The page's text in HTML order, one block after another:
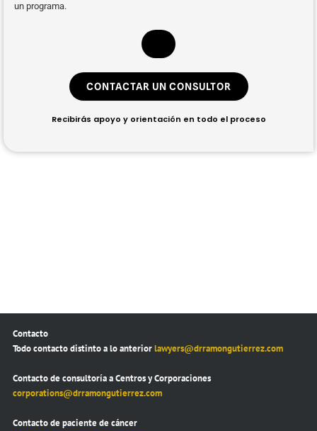
un programa.
CONTACTAR UN CONSULTOR
Recibirás apoyo y orientación en todo el proceso
Contacto
Todo contacto distinto a lo anteriorlawyers@drramongutierrez.com
Contacto de consultoría a Centros y Corporaciones
corporations@drramongutierrez.com
Contacto de paciente de cáncer